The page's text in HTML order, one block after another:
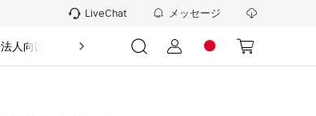
LiveChat メッセージ
法人向け 情報